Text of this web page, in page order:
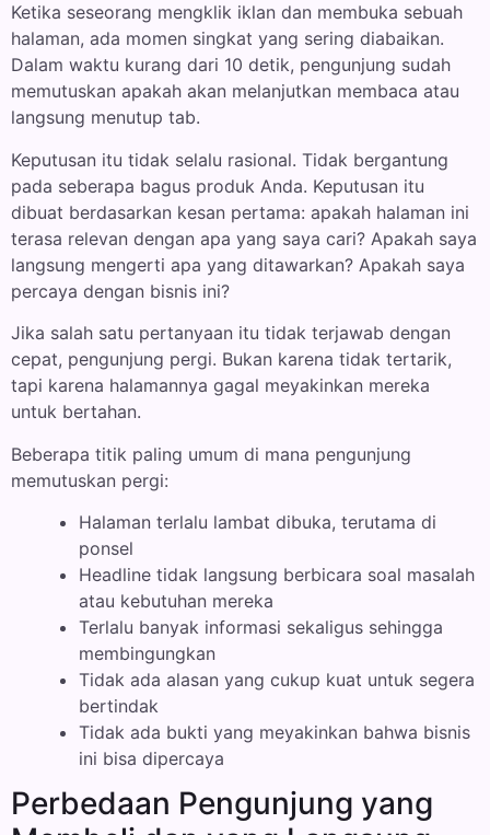
Ketika seseorang mengklik iklan dan membuka sebuah
halaman, ada momen singkat yang sering diabaikan.
Dalam waktu kurang dari 10 detik, pengunjung sudah
memutuskan apakah akan melanjutkan membaca atau
langsung menutup tab.
Keputusan itu tidak selalu rasional. Tidak bergantung
pada seberapa bagus produk Anda. Keputusan itu
dibuat berdasarkan kesan pertama: apakah halaman ini
terasa relevan dengan apa yang saya cari? Apakah saya
langsung mengerti apa yang ditawarkan? Apakah saya
percaya dengan bisnis ini?
Jika salah satu pertanyaan itu tidak terjawab dengan
cepat, pengunjung pergi. Bukan karena tidak tertarik,
tapi karena halamannya gagal meyakinkan mereka
untuk bertahan.
Beberapa titik paling umum di mana pengunjung
memutuskan pergi:
Halaman terlalu lambat dibuka, terutama di
ponsel
Headline tidak langsung berbicara soal masalah
atau kebutuhan mereka
Terlalu banyak informasi sekaligus sehingga
membingungkan
Tidak ada alasan yang cukup kuat untuk segera
bertindak
Tidak ada bukti yang meyakinkan bahwa bisnis
ini bisa dipercaya
Perbedaan Pengunjung yang